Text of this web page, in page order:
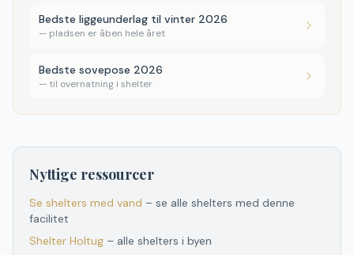
Bedste liggeunderlag til vinter 2026
— pladsen er åben hele året
Bedste sovepose 2026
— til overnatning i shelter
Nyttige ressourcer
Se shelters med vand – se alle shelters med denne
facilitet
Shelter Holtug – alle shelters i byen